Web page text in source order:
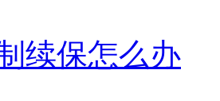
续保怎么办